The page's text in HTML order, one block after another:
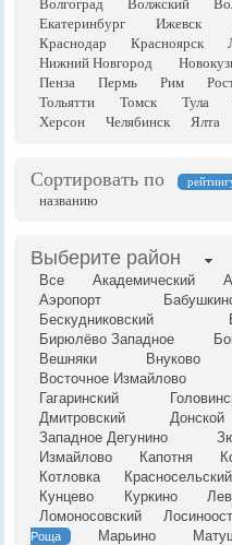
Волгоград
Волжский
Екатеринбург
Ижевск
Краснодар
Красноярск
Нижний Новгород
Пенза
Пермь Рим
Тольятти
Томск Тула
Херсон
Челябинск Ялта
Сортировать по
названию
Выберите район
Все Академический
Аэропорт
Бескудниковский
Бирюлёво Западное
Вешняки
Внуково
Восточное Измайлово
Гагаринский
Дмитровский
Донской
Западное Дегунино
Измайлово
Капотня
Котловка
Красносельский
Кунцево
Куркино
Ломоносовский
Роща
Марьино